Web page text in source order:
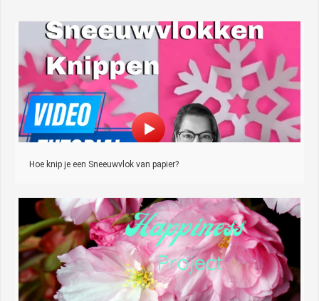
Hoe knip je een Sneeuwvlok van papier?